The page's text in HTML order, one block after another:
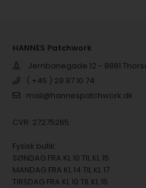
HANNES Patchwork
Jernbanegade 12 - 8881
( +45 ) 29 87 10 74
mail@hannespatchwork.dk
CVR: 27275265
Fysisk butik:
SØNDAG FRA KL 10 TIL KL 15
MANDAG FRA KL 14 TIL KL 17
TIRSDAG FRA KL 10 TIL KL 15